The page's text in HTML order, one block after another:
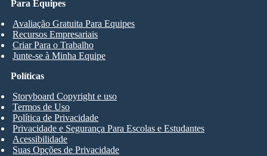
Para Equipes
Avaliação Gratuita Para Equipes
Recursos Empresariais
Criar Para o Trabalho
Junte-se à Minha Equipe
Políticas
Storyboard Copyright e uso
Termos de Uso
Política de Privacidade
Privacidade e Segurança Para Escolas e Estudantes
Acessibilidade
Suas Opções de Privacidade